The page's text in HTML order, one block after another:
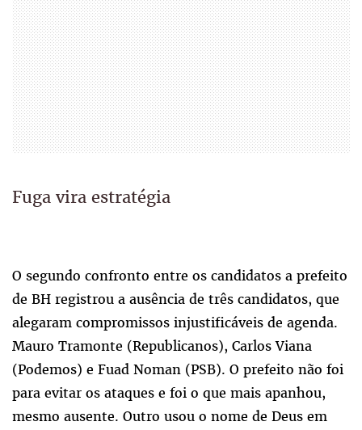
Fuga vira estratégia
O segundo confronto entre os candidatos a prefeito
de BH registrou a ausência de três candidatos, que
alegaram compromissos injustificáveis de agenda.
Mauro Tramonte (Republicanos), Carlos Viana
(Podemos) e Fuad Noman (PSB). O prefeito não foi
para evitar os ataques e foi o que mais apanhou,
mesmo ausente. Outro usou o nome de Deus em